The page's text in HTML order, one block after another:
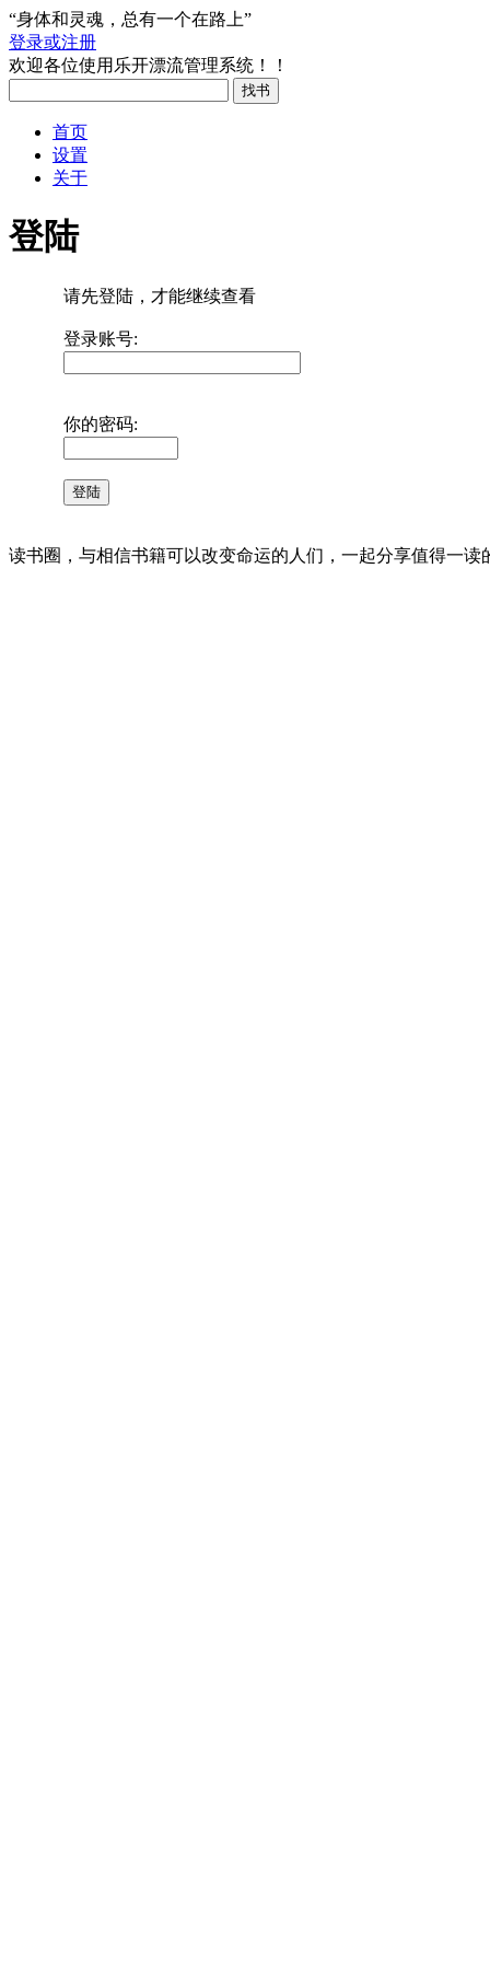
“身体和灵魂，总有一个在路上”
登录或注册
欢迎各位使用乐开漂流管理系统！！
首页
设置
关于
登陆
请先登陆，才能继续查看
登录账号:
你的密码:
读书圈，与相信书籍可以改变命运的人们，一起分享值得一读